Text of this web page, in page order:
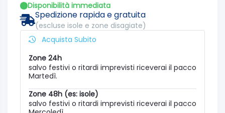
Disponibilità immediata
Spedizione rapida e gratuita
(escluse isole e zone disagiate)
Acquista Subito
Zone 24h
salvo festivi o ritardi imprevisti riceverai il pacco
Martedì.
Zone 48h (es: isole)
salvo festivi o ritardi imprevisti riceverai il pacco